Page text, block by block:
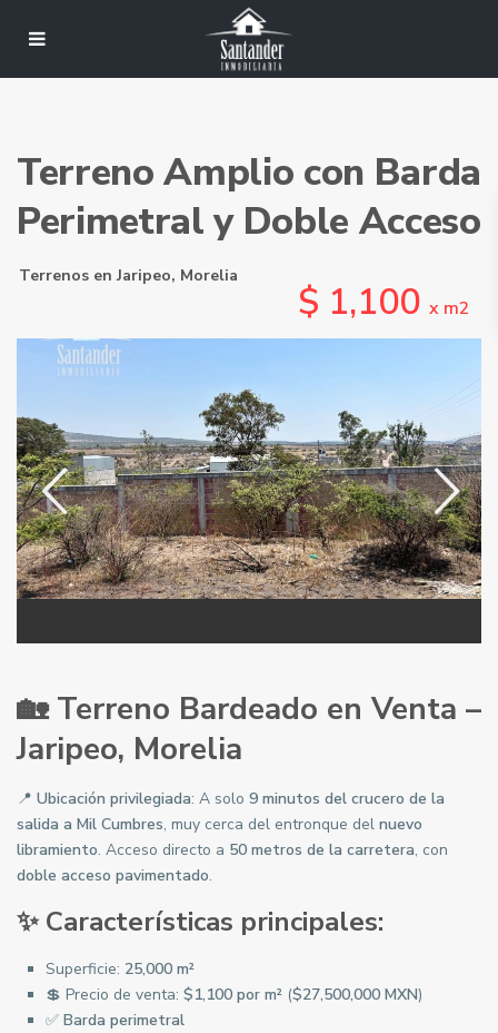
Terreno Amplio con Barda
Perimetral y Doble Acceso
Terrenos enJaripeo, Morelia
$ 1,100 x m2
🏡 Terreno Bardeado en Venta –
Jaripeo, Morelia
📍 Ubicación privilegiada: A solo 9 minutos del crucero de la
salida a Mil Cumbres, muy cerca del entronque del nuevo
libramiento. Acceso directo a 50 metros de la carretera, con
doble acceso pavimentado.
✨ Características principales:
Superficie: 25,000 m²
💲 Precio de venta: $1,100 por m² ($27,500,000 MXN)
✅ Barda perimetral